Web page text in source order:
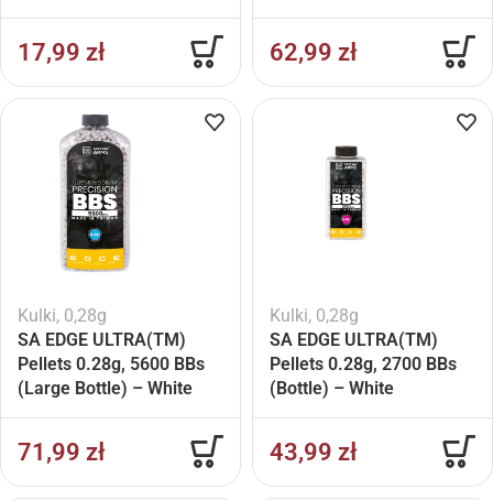
17,99 zł 62,99 zł
Kulki, 0,28g
SA EDGE ULTRA(TM)
Pellets 0.28g, 5600 BBs
(Large Bottle) – White
71,99 zł
Kulki, 0,28g
SA EDGE ULTRA(TM)
Pellets 0.28g, 2700 BBs
(Bottle) – White
43,99 zł